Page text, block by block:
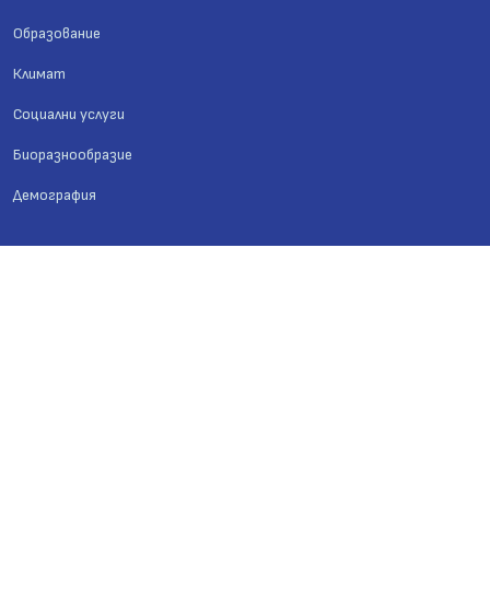
Образование
Климат
Социални услуги
Биоразнообразие
Демография